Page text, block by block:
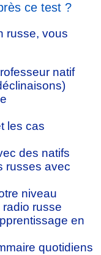
ce test ?
russe, vous
natif
les cas
des natifs
russes avec
niveau
russe
en
quotidiens